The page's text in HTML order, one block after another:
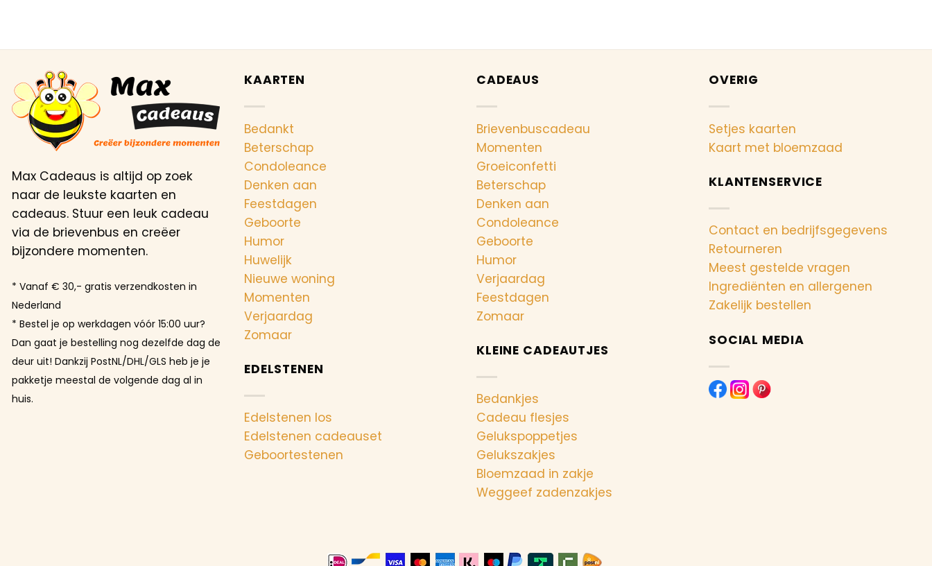
Max Cadeaus is altijd op zoek
naar de leukste kaarten en
cadeaus. Stuur een leuk cadeau
via de brievenbus en creëer
bijzondere momenten.
* Vanaf € 30,- gratis verzendkosten in
Nederland
* Bestel je op werkdagen vóór 15:00 uur?
Dan gaat je bestelling nog dezelfde dag de
deur uit! Dankzij PostNL/DHL/GLS heb je je
pakketje meestal de volgende dag al in
huis.
KAARTEN
Bedankt
Beterschap
Condoleance
Denken aan
Feestdagen
Geboorte
Humor
Huwelijk
Nieuwe woning
Momenten
Verjaardag
Zomaar
EDELSTENEN
Edelstenen los
Edelstenen cadeauset
Geboortestenen
CADEAUS
Brievenbuscadeau
Momenten
Groeiconfetti
Beterschap
Denken aan
Condoleance
Geboorte
Humor
Verjaardag
Feestdagen
Zomaar
KLEINE CADEAUTJES
Bedankjes
Cadeau flesjes
Gelukspoppetjes
Gelukszakjes
Bloemzaad in zakje
Weggeef zadenzakjes
OVERIG
Setjes kaarten
Kaart met bloemzaad
KLANTENSERVICE
Contact en bedrijfsgegevens
Retourneren
Meest gestelde vragen
Ingrediënten en allergenen
Zakelijk bestellen
SOCIAL MEDIA